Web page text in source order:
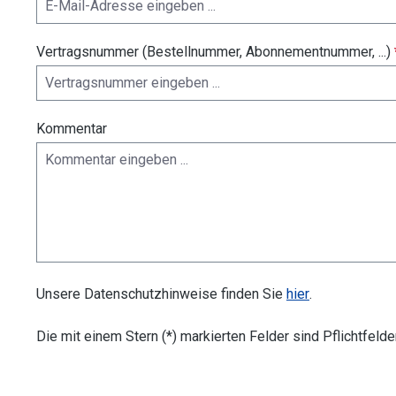
Vertragsnummer (Bestellnummer, Abonnementnummer, ...)
Kommentar
Unsere Datenschutzhinweise finden Sie hier.
Die mit einem Stern (*) markierten Felder sind